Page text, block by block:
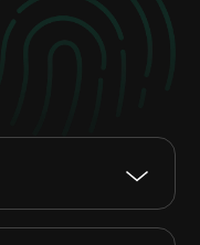
256
512
8192